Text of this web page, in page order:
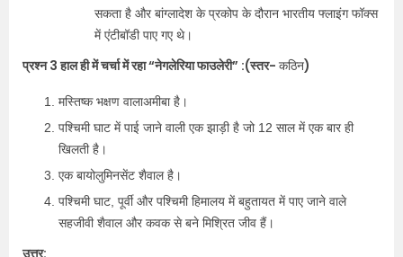
सकता है और बांग्लादेश के प्रकोप के दौरान भारतीय फ्लाइंग फॉक्स
में एंटीबॉडी पाए गए थे।
प्रश्न 3 हाल ही में चर्चा में रहा “नेगलेरिया फाउलेरी” :(स्तर- कठिन)
मस्तिष्क भक्षण वालाअमीबा है।
पश्चिमी घाट में पाई जाने वाली एक झाड़ी है जो 12 साल में एक बार ही
खिलती है।
एक बायोलुमिनसेंट शैवाल है।
पश्चिमी घाट, पूर्वी और पश्चिमी हिमालय में बहुतायत में पाए जाने वाले
सहजीवी शैवाल और कवक से बने मिश्रित जीव हैं।
उत्तर: